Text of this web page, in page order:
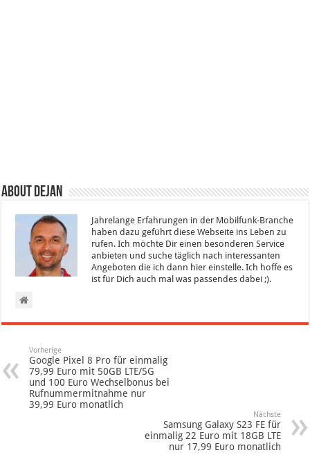
About Dejan
Jahrelange Erfahrungen in der Mobilfunk-Branche
haben dazu geführt diese Webseite ins Leben zu
rufen. Ich möchte Dir einen besonderen Service
anbieten und suche täglich nach interessanten
Angeboten die ich dann hier einstelle. Ich hoffe es
ist für Dich auch mal was passendes dabei ;).
Vorherige
Google Pixel 8 Pro für einmalig
79,99 Euro mit 50GB LTE/5G
und 100 Euro Wechselbonus bei
Rufnummermitnahme nur
39,99 Euro monatlich
Nächste
Samsung Galaxy S23 FE für
einmalig 22 Euro mit 18GB LTE
nur 17,99 Euro monatlich